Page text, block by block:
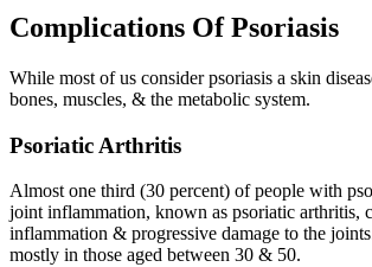
Complications Of Psoriasis
While most of us consider psoriasis a skin
bones, muscles, & the metabolic system.
Psoriatic Arthritis
Almost one third (30 percent) of people with
joint inflammation, known as psoriatic arthritis,
inflammation & progressive damage to the
mostly in those aged between 30 & 50.